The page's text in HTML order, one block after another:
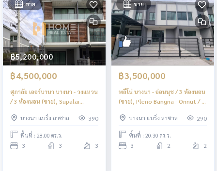
ขาย
฿5,200,000
฿4,500,000
ศุภาลัย เออร์บานา บางนา - วงแหวน
/ 3 ห้องนอน (ขาย), Supalai
Bedrooms (FOR SALE) POON096
บางนา แบริ่ง ลาซาล 390
พื้นที่ : 28.00 ตร.ว.
3 3 3
ขาย
฿3,500,000
พลีโน่ บางนา - อ่อนนุช / 3 ห้องนอน
(ขาย), Pleno Bangna - Onnut / 3
บางนา แบริ่ง ลาซาล
290
พื้นที่ : 20.30 ตร.ว.
3 2 2